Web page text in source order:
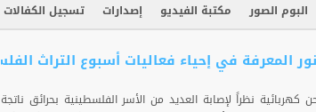
البوم الصور مكتبة الفيديو إصدارات تسجيل الكفالات
نظراً لإصابة العديد من الأسر الفلسطينية بحرائق ناتجة